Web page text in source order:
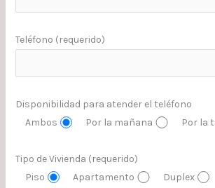
Teléfono (requerido)
Disponibilidad para atender el teléfono
Ambos
Por la mañana Por la
Tipo de Vivienda (requerido)
Piso
Apartamento Duplex